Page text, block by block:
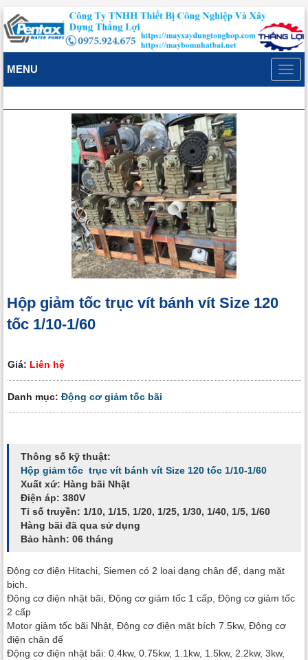
MENU
Hộp giảm tốc trục vít bánh vít Size 120
tốc 1/10-1/60
Giá: Liên hệ
Danh mục: Động cơ giảm tốc bãi
Thông số kỹ thuật:
Hộp giảm tốc trục vít bánh vít Size 120 tốc 1/10-1/60
Xuất xứ: Hàng bãi Nhật
Điện áp: 380V
Tỉ số truyền: 1/10, 1/15, 1/20, 1/25, 1/30, 1/40, 1/5, 1/60
Hàng bãi đã qua sử dụng
Bảo hành: 06 tháng
Động cơ điện Hitachi, Siemen có 2 loại dạng chân đế, dạng mặt
bịch.
Động cơ điện nhật bãi, Động cơ giảm tốc 1 cấp, Động cơ giảm tốc
2 cấp
Motor giảm tốc bãi Nhật, Động cơ điện mặt bích 7.5kw, Động cơ
điện chân đế
Động cơ điện nhật bãi: 0.4kw, 0.75kw, 1.1kw, 1.5kw, 2.2kw, 3kw,